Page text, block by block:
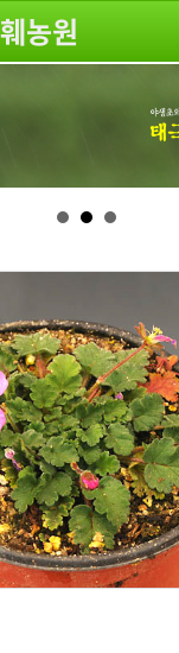
농원